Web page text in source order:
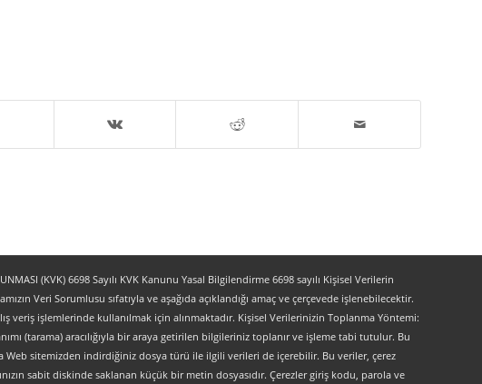
(KVK) 6698 Sayılı KVK Kanunu Yasal Bilgilendirme 6698 sayılı Kişisel Verilerin
Veri Sorumlusu sıfatıyla ve aşağıda açıklandığı amaç ve çerçevede işlenebilecektir.
veriş işlemlerinde kullanılmak için alınmaktadır. Kişisel Verilerinizin Toplanma Yöntemi:
(tarama) aracılığıyla bir araya getirilen bilgileriniz toplanır ve işleme tabi tutulur. Bu
Web sitemizden indirdiğiniz dosya türü ile ilgili verileri de içerebilir. Bu veriler, çerez
sabit diskinde saklanan küçük bir metin dosyasıdır. Çerezler giriş kodu, parola ve